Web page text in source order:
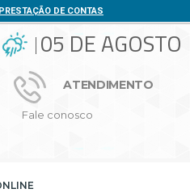
DE CONTAS
05 DE AGOSTO
ATENDIMENTO
Fale conosco